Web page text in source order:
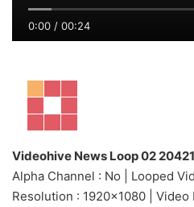
0:00 / 00:24
Videohive News Loop 02
Alpha Channel : No | Looped
Resolution : 1920×1080 | Video